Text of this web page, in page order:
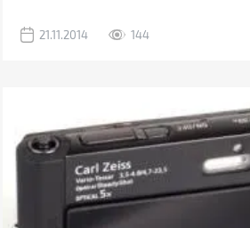
21.11.2014 144